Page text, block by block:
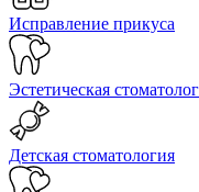
Исправление прикуса
Эстетическая
Детская стоматология